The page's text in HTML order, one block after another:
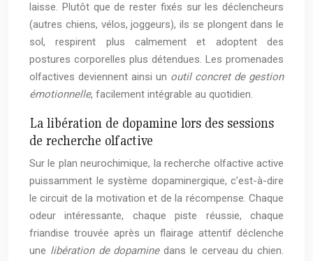
laisse. Plutôt que de rester fixés sur les déclencheurs
(autres chiens, vélos, joggeurs), ils se plongent dans le
sol, respirent plus calmement et adoptent des
postures corporelles plus détendues. Les promenades
olfactives deviennent ainsi un outil concret de gestion
émotionnelle, facilement intégrable au quotidien.
La libération de dopamine lors des sessions
de recherche olfactive
Sur le plan neurochimique, la recherche olfactive active
puissamment le système dopaminergique, c’est-à-dire
le circuit de la motivation et de la récompense. Chaque
odeur intéressante, chaque piste réussie, chaque
friandise trouvée après un flairage attentif déclenche
une libération de dopaminedans le cerveau du chien.